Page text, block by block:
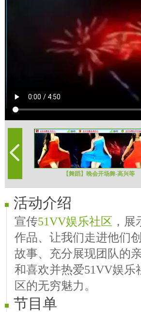
【舞蹈】晚会开场舞-高兴等
活动介绍
宣传51VV娱乐社区 ，
作品、让我们走进他们
故事、充分展现团队的
和喜欢并热爱51VV娱乐
区的无穷魅力。
节目单